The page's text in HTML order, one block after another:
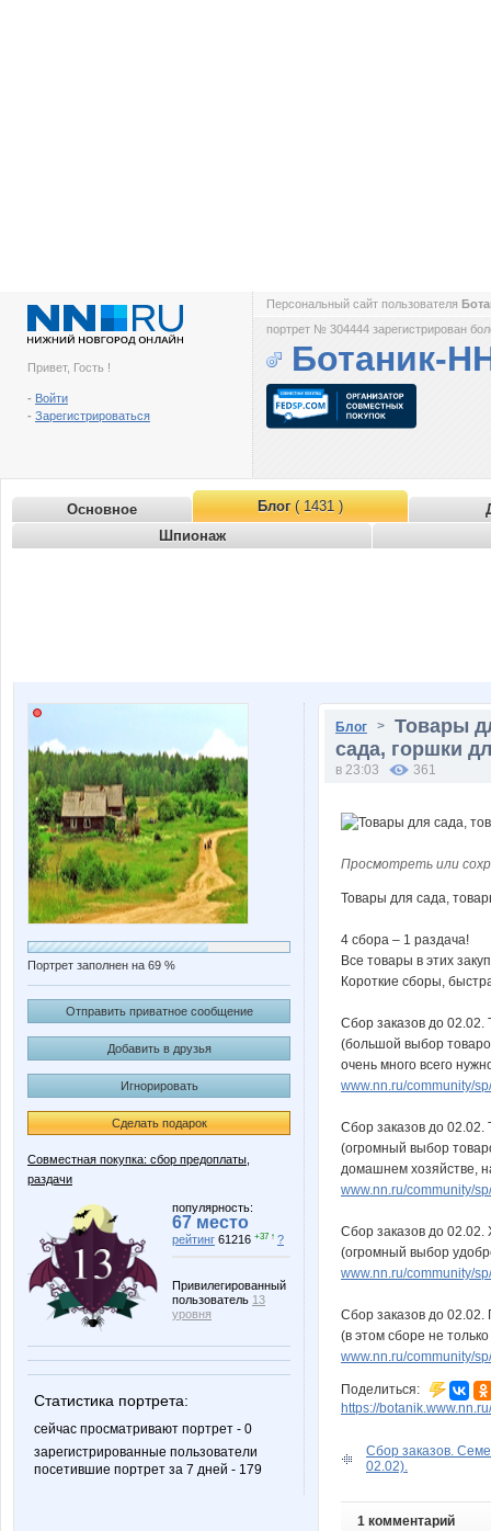
Привет, Гость !
- Войти
- Зарегистрироваться
Персональный сайт пользователя
портрет № 304444 зарегистрирован
Ботаник-
Основное Блог( 1431 )
Шпионаж
Портрет заполнен на 69 %
Отправить приватное сообщение
Добавить в друзья
Игнорировать
Сделать подарок
Совместная покупка: сбор предоплаты,
раздачи
популярность:
67 место
рейтинг 61216 +37 ↑ ?
Привилегированный
пользователь 13
уровня
Статистика портрета:
сейчас просматривают портрет - 0
зарегистрированные пользователи
посетившие портрет за 7 дней - 179
Блог > Товары
сада, горшки
в 23:03 361
Просмотреть или
Товары для сада,
4 сбора – 1 раздача!
Все товары в этих
Короткие сборы,
Сбор заказов до 02.02.
(большой выбор
очень много всего
www.nn.ru/community/
Сбор заказов до
(огромный выбор
домашнем хозяйстве,
www.nn.ru/community/
Сбор заказов до
(огромный выбор
www.nn.ru/community/
Сбор заказов до 02.02.
(в этом сборе не
www.nn.ru/community/
Поделиться:
https://botanik.www.nn.ru/
Сбор заказов.
02.02).
1 комментарий